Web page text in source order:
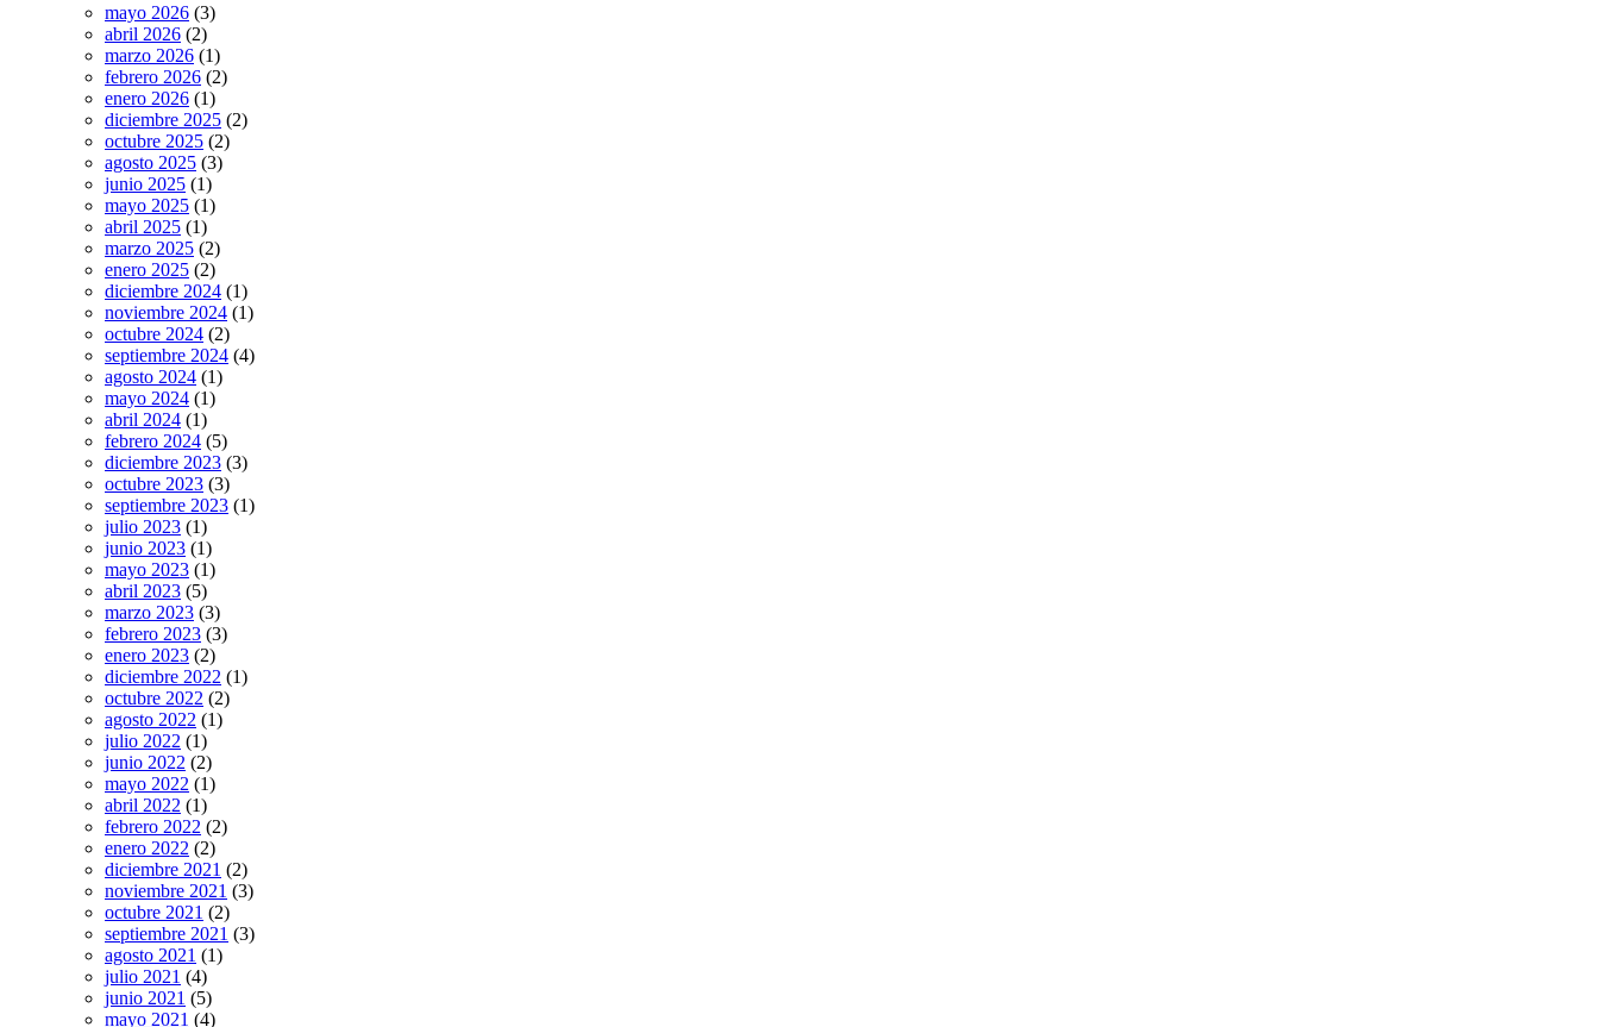
mayo 2026 (3)
abril 2026 (2)
marzo 2026 (1)
febrero 2026 (2)
enero 2026 (1)
diciembre 2025 (2)
octubre 2025 (2)
agosto 2025 (3)
junio 2025 (1)
mayo 2025 (1)
abril 2025 (1)
marzo 2025 (2)
enero 2025 (2)
diciembre 2024 (1)
noviembre 2024 (1)
octubre 2024 (2)
septiembre 2024 (4)
agosto 2024 (1)
mayo 2024 (1)
abril 2024 (1)
febrero 2024 (5)
diciembre 2023 (3)
octubre 2023 (3)
septiembre 2023 (1)
julio 2023 (1)
junio 2023 (1)
mayo 2023 (1)
abril 2023 (5)
marzo 2023 (3)
febrero 2023 (3)
enero 2023 (2)
diciembre 2022 (1)
octubre 2022 (2)
agosto 2022 (1)
julio 2022 (1)
junio 2022 (2)
mayo 2022 (1)
abril 2022 (1)
febrero 2022 (2)
enero 2022 (2)
diciembre 2021 (2)
noviembre 2021 (3)
octubre 2021 (2)
septiembre 2021 (3)
agosto 2021 (1)
julio 2021 (4)
junio 2021 (5)
mayo 2021 (4)